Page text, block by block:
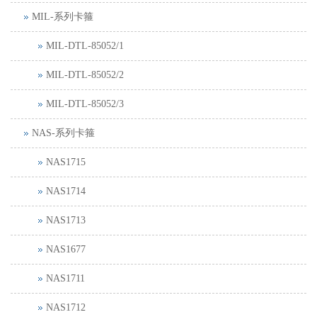
MIL-系列卡箍
MIL-DTL-85052/1
MIL-DTL-85052/2
MIL-DTL-85052/3
NAS-系列卡箍
NAS1715
NAS1714
NAS1713
NAS1677
NAS1711
NAS1712